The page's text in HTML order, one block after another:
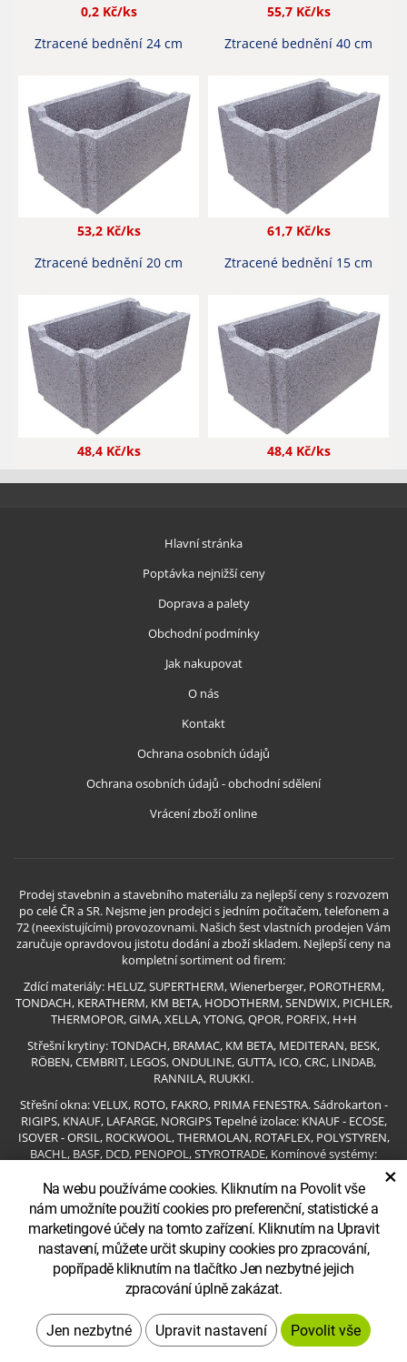
Na webu používáme cookies. Kliknutím na Povolit vše
nám umožníte použití cookies pro preferenční, statistické a
marketingové účely na tomto zařízení. Kliknutím na Upravit
nastavení, můžete určit skupiny cookies pro zpracování,
popřípadě kliknutím na tlačítko Jen nezbytné jejich
zpracování úplně zakázat.
Upravit nastavení
×
0,2 Kč/ks 55,7 Kč/ks
Ztracené bednění 24 cm
53,2 Kč/ks
Ztracené bednění 40 cm
61,7 Kč/ks
Ztracené bednění 20 cm
48,4 Kč/ks
Ztracené bednění 15 cm
48,4 Kč/ks
Hlavní stránka
Poptávka nejnižší ceny
Doprava a palety
Obchodní podmínky
Jak nakupovat
O nás
Kontakt
Ochrana osobních údajů
Ochrana osobních údajů - obchodní sdělení
Vrácení zboží online
Prodej stavebnin a stavebního materiálu za nejlepší ceny s rozvozem
po celé ČR a SR. Nejsme jen prodejci s jedním počítačem, telefonem a
72 (neexistujícími) provozovnami. Našich šest vlastních prodejen Vám
zaručuje opravdovou jistotu dodání a zboží skladem. Nejlepší ceny na
kompletní sortiment od firem:
Zdící materiály: HELUZ, SUPERTHERM, Wienerberger, POROTHERM,
TONDACH, KERATHERM, KM BETA, HODOTHERM, SENDWIX, PICHLER,
THERMOPOR, GIMA, XELLA, YTONG, QPOR, PORFIX, H+H
Střešní krytiny: TONDACH, BRAMAC, KM BETA, MEDITERAN, BESK,
RÖBEN, CEMBRIT, LEGOS, ONDULINE, GUTTA, ICO, CRC, LINDAB,
RANNILA, RUUKKI.
Střešní okna: VELUX, ROTO, FAKRO, PRIMA FENESTRA. Sádrokarton -
RIGIPS, KNAUF, LAFARGE, NORGIPS Tepelné izolace: KNAUF - ECOSE,
ISOVER - ORSIL, ROCKWOOL, THERMOLAN, ROTAFLEX, POLYSTYREN,
BACHL, BASF, DCD, PENOPOL, STYROTRADE, Komínové systémy:
DITON, BEST, BETA OLOMOUC, PREFA, RIEDER BETON, KB BLOK
Ostatní: ACO, SAPELI, KRONODOOR, MASONITE a mnoho jiných pro
stavbu nezbytných věcí.
Partneři:www.stavebninyvala.cz|stavebniny-levne.cz
Webdesign Redakční systém